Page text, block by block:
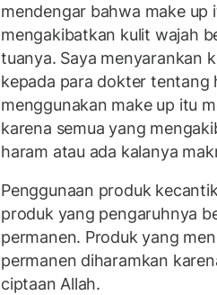
mendengar bahwa make up
mengakibatkan kulit wajah
tuanya. Saya menyarankan
kepada para dokter tentang
menggunakan make up itu
karena semua yang
haram atau ada kalanya
Penggunaan produk
produk yang pengaruhnya
permanen. Produk yang
permanen diharamkan
ciptaan Allah.